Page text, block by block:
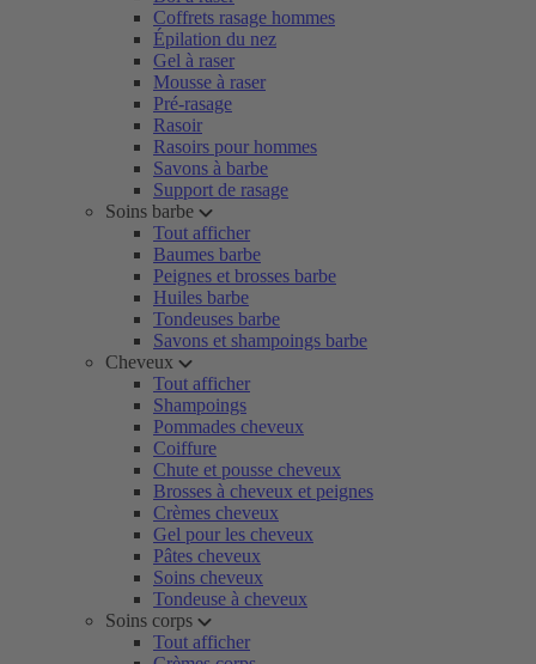
Coffrets rasage hommes
Épilation du nez
Gel à raser
Mousse à raser
Pré-rasage
Rasoir
Rasoirs pour hommes
Savons à barbe
Support de rasage
Soins barbe
Tout afficher
Baumes barbe
Peignes et brosses barbe
Huiles barbe
Tondeuses barbe
Savons et shampoings barbe
Cheveux
Tout afficher
Shampoings
Pommades cheveux
Coiffure
Chute et pousse cheveux
Brosses à cheveux et peignes
Crèmes cheveux
Gel pour les cheveux
Pâtes cheveux
Soins cheveux
Tondeuse à cheveux
Soins corps
Tout afficher